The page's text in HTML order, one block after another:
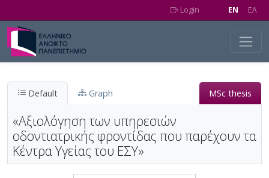
Login EN EΛ
Default Graph MSc thesis
«Αξιολόγηση των υπηρεσιών
οδοντιατρικής φροντίδας που παρέχουν τα
Κέντρα Υγείας του ΕΣΥ»